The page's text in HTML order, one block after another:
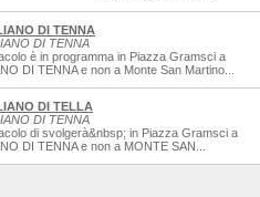
DI TENNA
DI TENNA
è in programma in Piazza Gramsci a
DI TENNA e non a Monte San Martino...
DI TELLA
DI TENNA
di svolgerà&nbsp; in Piazza Gramsci a
DI TENNA e non a MONTE SAN...